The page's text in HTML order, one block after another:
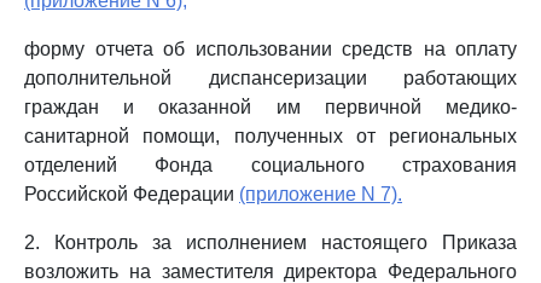
форму отчета об использовании средств на оплату
дополнительной диспансеризации работающих
граждан и оказанной им первичной медико-
санитарной помощи, полученных от региональных
отделений Фонда социального страхования
Российской Федерации (приложение N 7).
2. Контроль за исполнением настоящего Приказа
возложить на заместителя директора Федерального